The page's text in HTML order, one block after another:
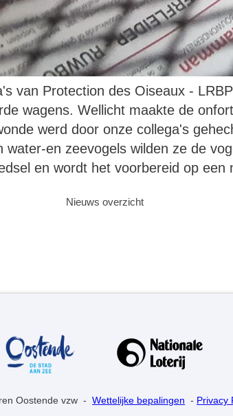
van Protection des Oiseaux -
wagens. Wellicht maakte de
werd door onze collega's
en zeevogels wilden ze de
en wordt het voorbereid op een
Nieuws overzicht
Oostende vzw -Wettelijke bepalingen - Privacy